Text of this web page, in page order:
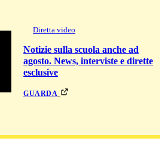
Diretta video
Notizie sulla scuola anche ad
agosto. News, interviste e dirette
esclusive
guarda